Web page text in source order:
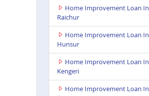
Home Improvement Loan In
Raichur
Home Improvement Loan In
Hunsur
Home Improvement Loan In
Kengeri
Home Improvement Loan In